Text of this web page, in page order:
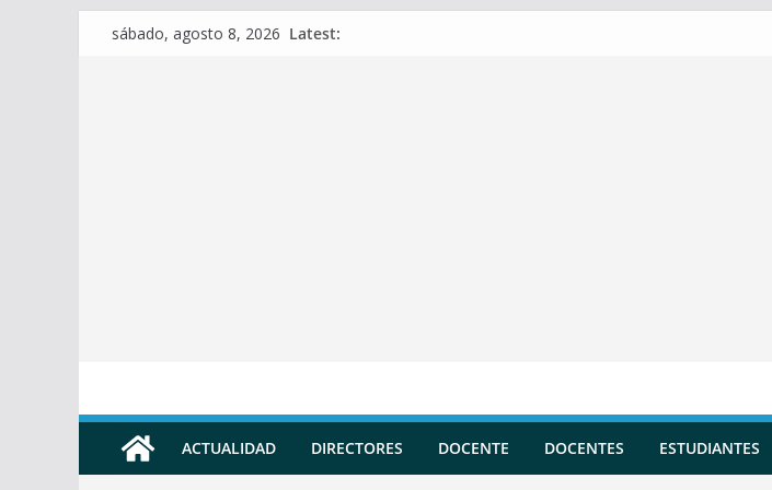
sábado, agosto 8, 2026 Latest:
ACTUALIDAD DIRECTORES DOCENTE DOCENTES ESTUDIANTES